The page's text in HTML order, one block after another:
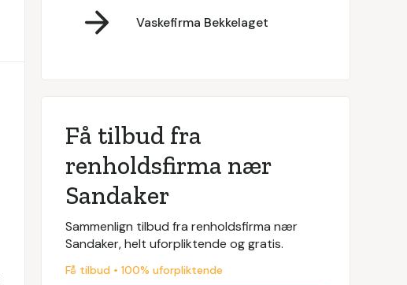
Vaskefirma Bekkelaget
Få tilbud fra
renholdsfirma nær
Sandaker
Sammenlign tilbud fra renholdsfirma nær
Sandaker, helt uforpliktende og gratis.
Få tilbud • 100% uforpliktende